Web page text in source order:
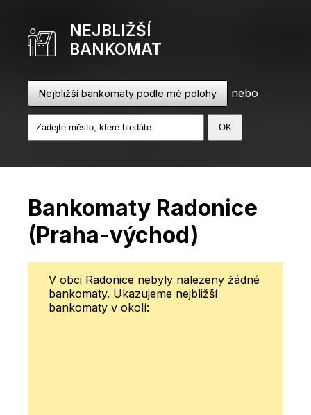
NEJBLIŽŠÍ
BANKOMAT
Nejbližší bankomaty podle mé polohy nebo
Bankomaty Radonice
(Praha-východ)
V obci Radonice nebyly nalezeny žádné
bankomaty. Ukazujeme nejbližší
bankomaty v okolí: